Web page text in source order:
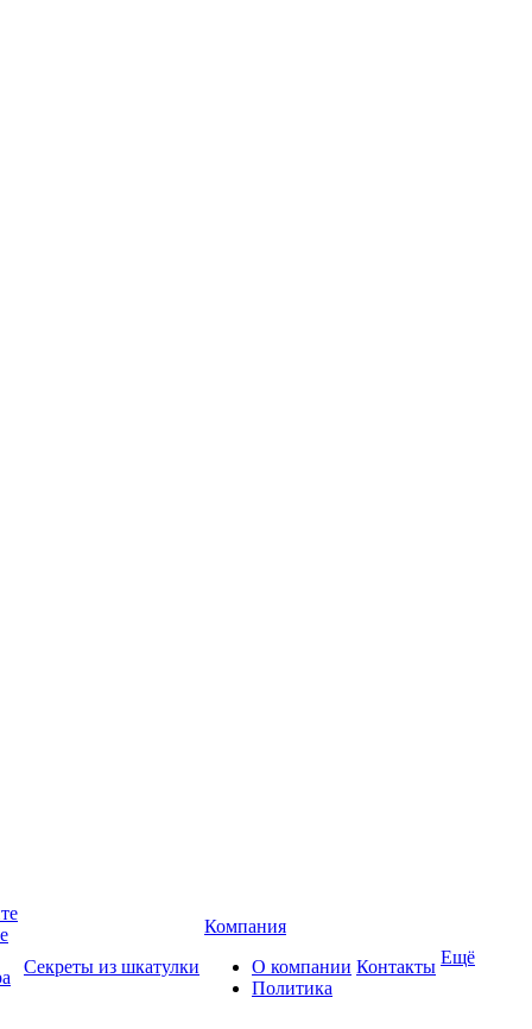
Секреты из шкатулки
Компания
О компании
Политика
Контакты Ещё